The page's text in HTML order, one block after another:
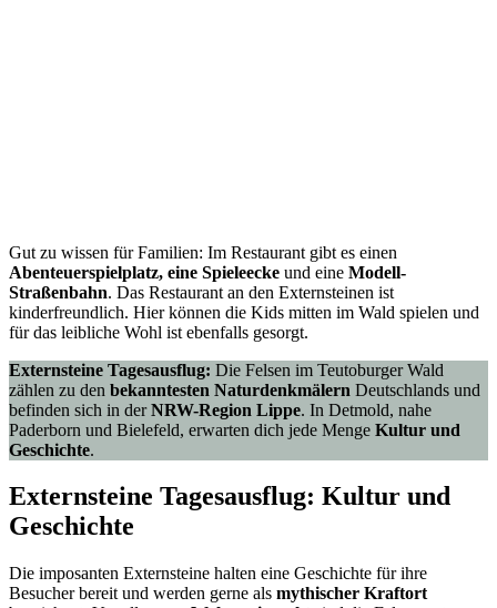
Gut zu wissen für Familien: Im Restaurant gibt es einen
Abenteuerspielplatz, eine Spieleecke und eine Modell-
Straßenbahn. Das Restaurant an den Externsteinen ist
kinderfreundlich. Hier können die Kids mitten im Wald spielen und
für das leibliche Wohl ist ebenfalls gesorgt.
Externsteine Tagesausflug: Die Felsen im Teutoburger Wald
zählen zu den bekanntesten Naturdenkmälern Deutschlands und
befinden sich in derNRW-Region Lippe. In Detmold, nahe
Paderborn und Bielefeld, erwarten dich jede Menge Kultur und
Geschichte.
Externsteine Tagesausflug: Kultur und
Geschichte
Die imposanten Externsteine halten eine Geschichte für ihre
Besucher bereit und werden gerne als mythischer Kraftort